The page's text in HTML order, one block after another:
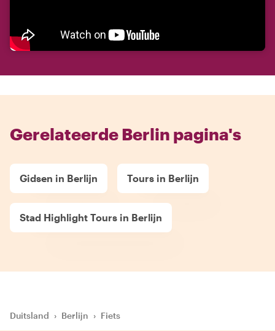
Gerelateerde Berlin pagina's
Gidsen in Berlijn Tours in Berlijn
Stad Highlight Tours in Berlijn
Duitsland › Berlijn › Fiets